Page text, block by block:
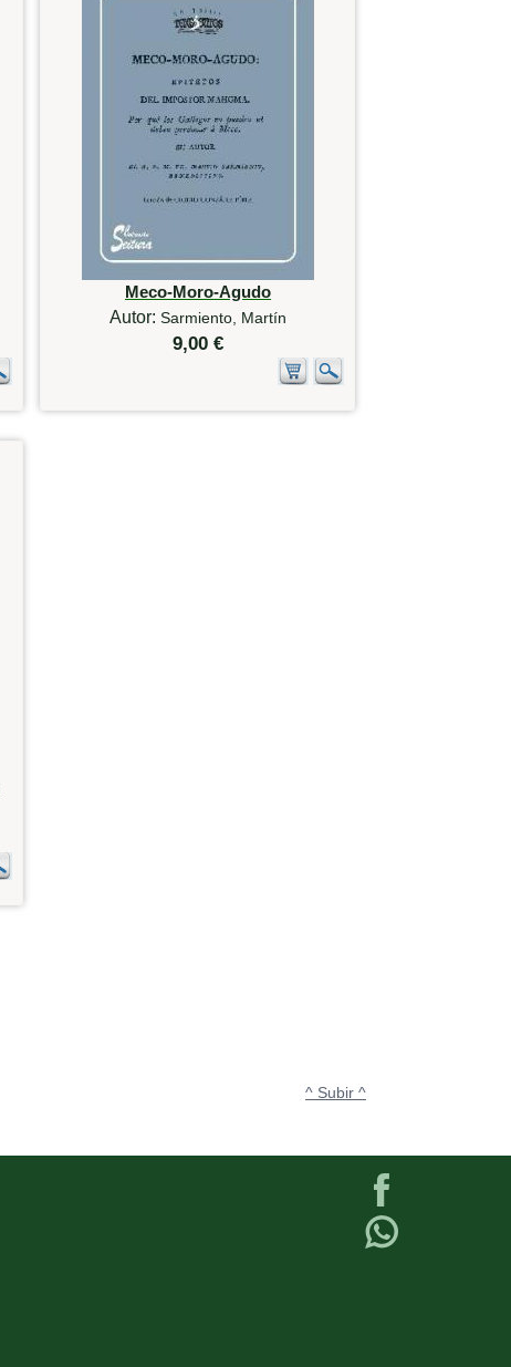
Meco-Moro-Agudo
Autor: Sarmiento, Martín
9,00 €
^ Subir ^